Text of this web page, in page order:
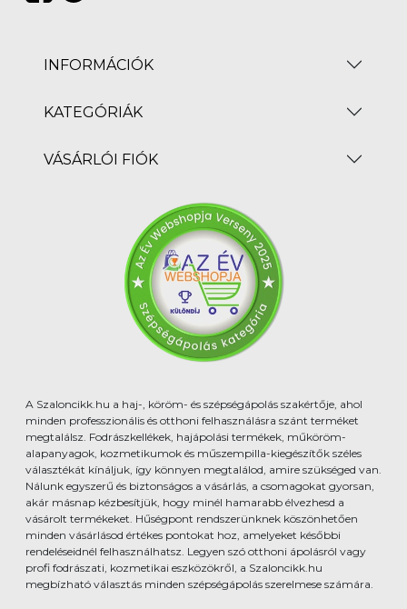
INFORMÁCIÓK
KATEGÓRIÁK
VÁSÁRLÓI FIÓK
A Szaloncikk.hu a haj-, köröm- és szépségápolás szakértője, ahol
minden professzionális és otthoni felhasználásra szánt terméket
megtalálsz. Fodrászkellékek, hajápolási termékek, műköröm-
alapanyagok, kozmetikumok és műszempilla-kiegészítők széles
választékát kínáljuk, így könnyen megtalálod, amire szükséged van.
Nálunk egyszerű és biztonságos a vásárlás, a csomagokat gyorsan,
akár másnap kézbesítjük, hogy minél hamarabb élvezhesd a
vásárolt termékeket. Hűségpont rendszerünknek köszönhetően
minden vásárlásod értékes pontokat hoz, amelyeket későbbi
rendeléseidnél felhasználhatsz. Legyen szó otthoni ápolásról vagy
profi fodrászati, kozmetikai eszközökről, a Szaloncikk.hu
megbízható választás minden szépségápolás szerelmese számára.